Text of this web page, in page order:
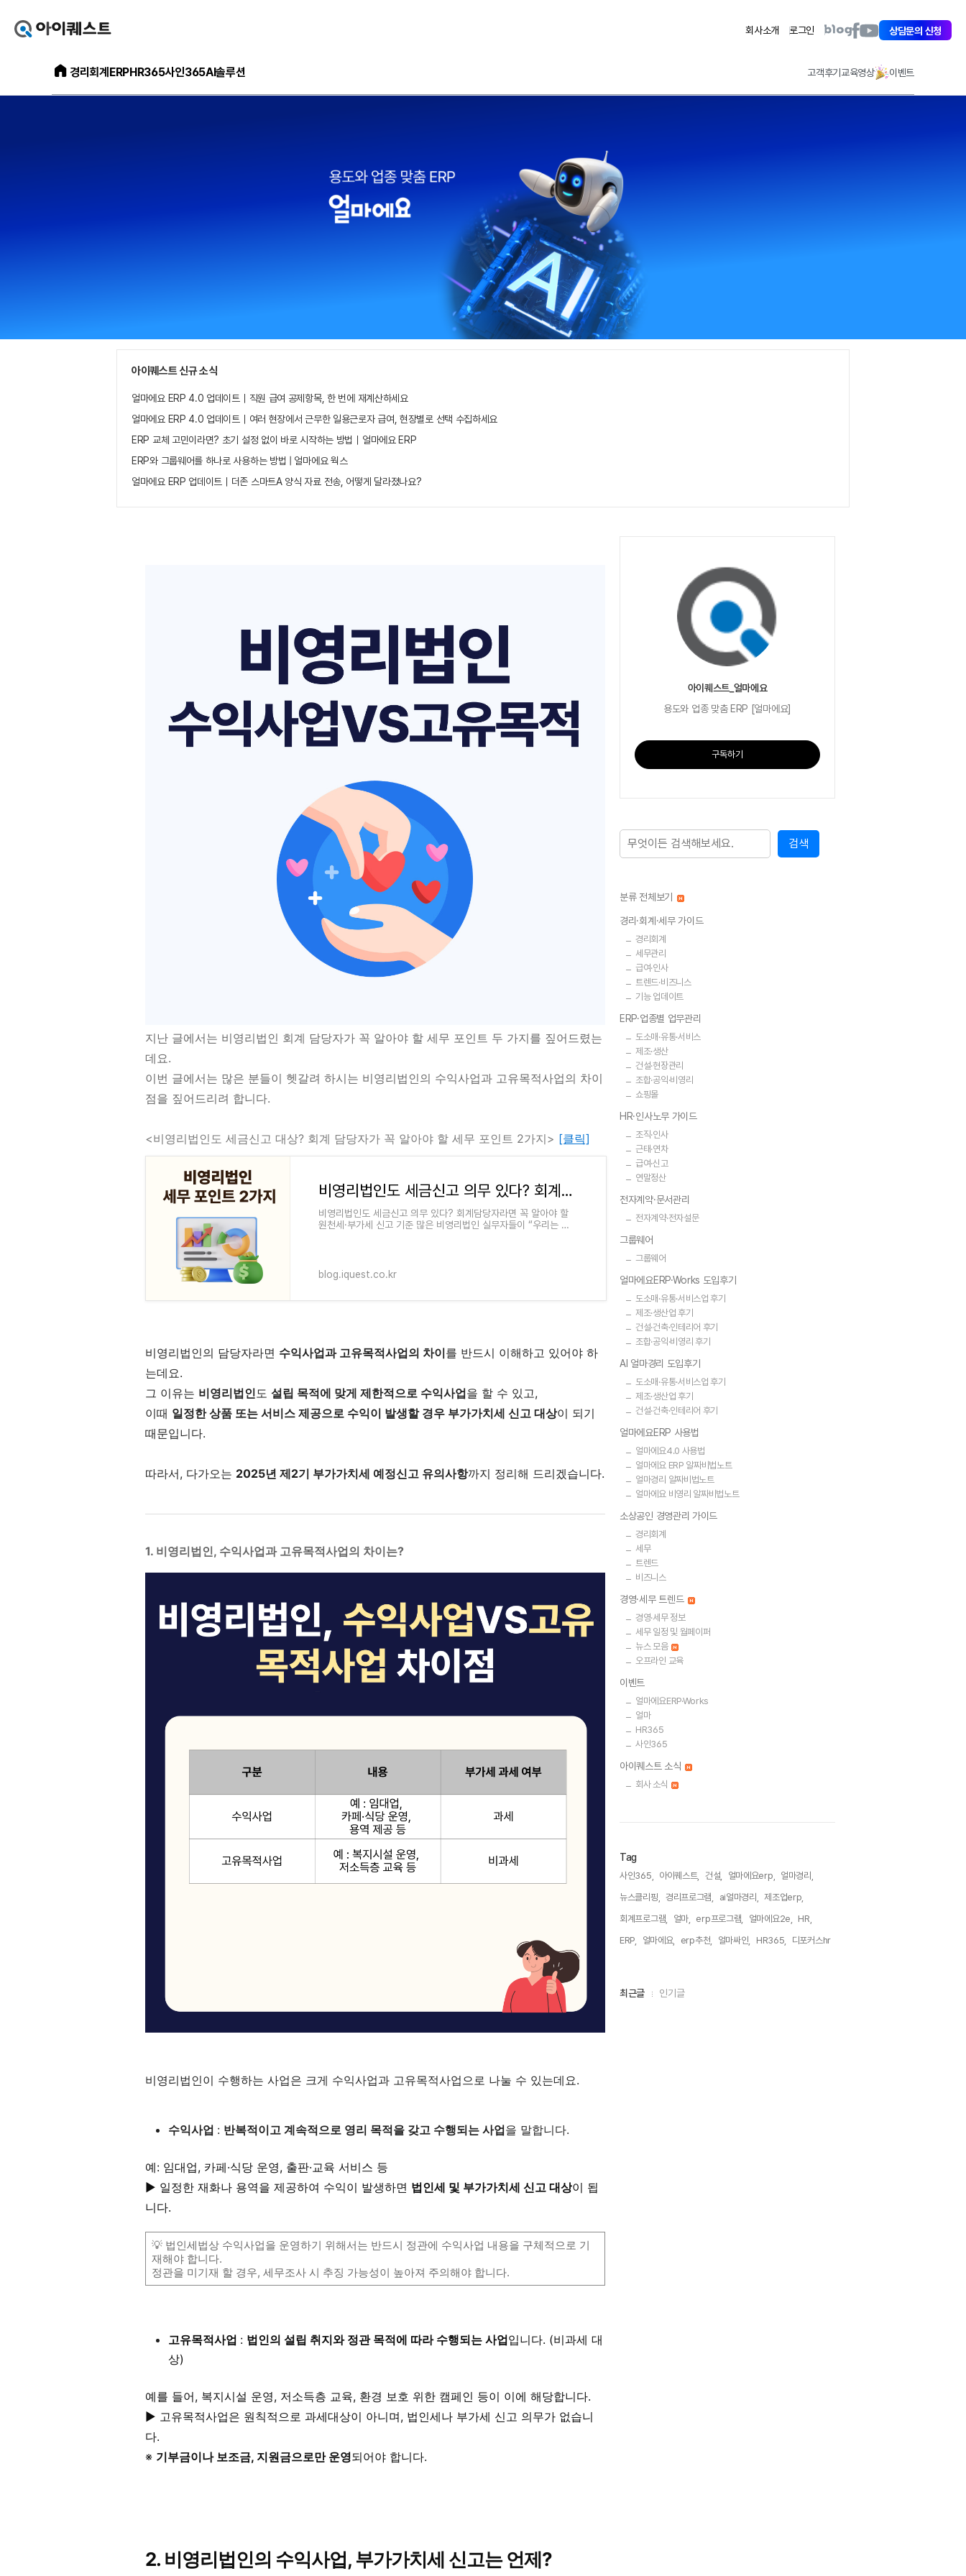
스
얼
회사소개 로그인
아
스
트
블
아
이
스
트
페
아
스
트
유
상담문의 신청
아
이
퀘
경리회계 ERPHR365사인365AI솔루션 고객후기교육영상 이벤트
아이퀘스트 신규 소식
얼마에요 ERP 4.0 업데이트｜직원 급여 공제항목, 한 번에 재계산하세요
얼마에요 ERP 4.0 업데이트｜여러 현장에서 근무한 일용근로자 급여, 현장별로 선택 수집하세요
ERP 교체 고민이라면? 초기 설정 없이 바로 시작하는 방법｜얼마에요 ERP
ERP와 그룹웨어를 하나로 사용하는 방법 | 얼마에요 웍스
얼마에요 ERP 업데이트｜더존 스마트A 양식 자료 전송, 어떻게 달라졌나요?
지난 글에서는 비영리법인 회계 담당자가 꼭 알아야 할 세무 포인트 두 가지를 짚어드렸는
데요.
이번 글에서는 많은 분들이 헷갈려 하시는 비영리법인의 수익사업과 고유목적사업의 차이
점을 짚어드리려 합니다.
<비영리법인도 세금신고 대상? 회계 담당자가 꼭 알아야 할 세무 포인트 2가지> [클릭]
비영리법인도 세금신고 의무 있다? 회계담당자라면 꼭 알아야 할 원천세·부가세 신고 기준
비영리법인도 세금신고 의무 있다? 회계담당자라면 꼭 알아야 할
원천세·부가세 신고 기준 많은 비영리법인 실무자들이 “우리는 영
blog.iquest.co.kr
비영리법인의 담당자라면 수익사업과 고유목적사업의 차이를 반드시 이해하고 있어야 하
는데요.
그 이유는 비영리법인도 설립 목적에 맞게 제한적으로 수익사업을 할 수 있고,
이때 일정한 상품 또는 서비스 제공으로 수익이 발생할 경우 부가가치세 신고 대상이 되기
때문입니다.
따라서, 다가오는 2025년 제2기 부가가치세 예정신고 유의사항까지 정리해 드리겠습니다.
1. 비영리법인, 수익사업과 고유목적사업의 차이는?
비영리법인이 수행하는 사업은 크게 수익사업과 고유목적사업으로 나눌 수 있는데요.
수익사업 : 반복적이고 계속적으로 영리 목적을 갖고 수행되는 사업을 말합니다.
예: 임대업, 카페·식당 운영, 출판·교육 서비스 등
▶ 일정한 재화나 용역을 제공하여 수익이 발생하면 법인세 및 부가가치세 신고 대상이 됩
니다.
💡 법인세법상 수익사업을 운영하기 위해서는 반드시 정관에 수익사업 내용을 구체적으로 기
재해야 합니다.
정관을 미기재 할 경우, 세무조사 시 추징 가능성이 높아져 주의해야 합니다.
고유목적사업 : 법인의 설립 취지와 정관 목적에 따라 수행되는 사업입니다. (비과세 대
상)
예를 들어, 복지시설 운영, 저소득층 교육, 환경 보호 위한 캠페인 등이 이에 해당합니다.
▶ 고유목적사업은 원칙적으로 과세대상이 아니며, 법인세나 부가세 신고 의무가 없습니
다.
※ 기부금이나 보조금, 지원금으로만 운영되어야 합니다.
2. 비영리법인의 수익사업, 부가가치세 신고는 언제?
아이퀘스트_얼마에요
용도와 업종 맞춤 ERP [얼마에요]
구독하기
분류 전체보기
경리·회계·세무 가이드
경리회계
세무관리
급여·인사
트렌드·비즈니스
기능 업데이트
ERP·업종별 업무관리
도소매·유통·서비스
제조·생산
건설·현장관리
조합·공익·비영리
쇼핑몰
HR·인사노무 가이드
조직·인사
근태·연차
급여·신고
연말정산
전자계약·문서관리
전자계약·전자설문
그룹웨어
그룹웨어
얼마에요ERP·Works 도입후기
도소매·유통·서비스업 후기
제조·생산업 후기
건설·건축·인테리어 후기
조합·공익·비영리 후기
AI 얼마경리 도입후기
도소매·유통·서비스업 후기
제조·생산업 후기
건설·건축·인테리어 후기
얼마에요ERP 사용법
얼마에요4.0 사용법
얼마에요 ERP 알짜비법노트
얼마경리 알짜비법노트
얼마에요 비영리 알짜비법노트
소상공인 경영관리 가이드
경리회계
세무
트렌드
비즈니스
경영·세무 트렌드
경영·세무 정보
세무 일정 및 월페이퍼
뉴스 모음
오프라인 교육
이벤트
얼마에요ERP·Works
얼마
HR365
사인365
아이퀘스트 소식
회사 소식
Tag
사인365, 아이퀘스트, 건설, 얼마에요erp,
얼마경리,
뉴스클리핑,
경리프로그램, ai얼마경리,
제조업erp,
회계프로그램,
얼마, erp프로그램, 얼마에요2e,
HR,
ERP,
얼마에요, erp추천, 얼마싸인, HR365, 디포커스hr,
최
최근글 인기글